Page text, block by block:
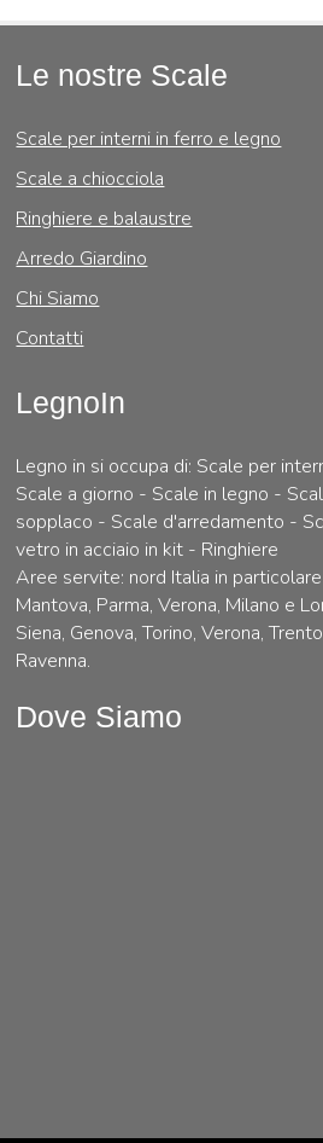
Le nostre Scale
Scale per interni in ferro e legno
Scale a chiocciola
Ringhiere e balaustre
Arredo Giardino
Chi Siamo
Contatti
LegnoIn
Legno in si occupa di: Scale per
Scale a giorno - Scale in legno -
sopplaco - Scale d'arredamento -
vetro in acciaio in kit - Ringhiere
Aree servite: nord Italia in
Mantova, Parma, Verona, Milano e
Siena, Genova, Torino, Verona,
Ravenna.
Dove Siamo